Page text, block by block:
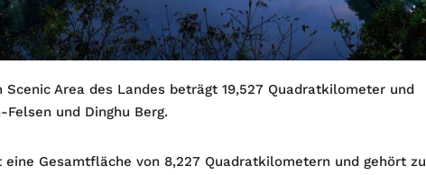
Scenic Area des Landes beträgt 19,527 Quadratkilometer und
und Dinghu Berg.
Gesamtfläche von 8,227 Quadratkilometern und gehört zu